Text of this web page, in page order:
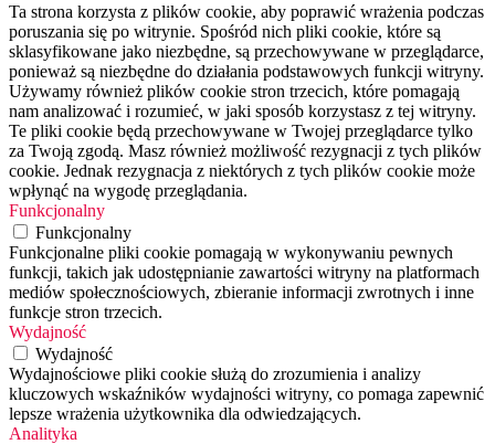
Ta strona korzysta z plików cookie, aby poprawić wrażenia podczas
poruszania się po witrynie. Spośród nich pliki cookie, które są
sklasyfikowane jako niezbędne, są przechowywane w przeglądarce,
ponieważ są niezbędne do działania podstawowych funkcji witryny.
Używamy również plików cookie stron trzecich, które pomagają
nam analizować i rozumieć, w jaki sposób korzystasz z tej witryny.
Te pliki cookie będą przechowywane w Twojej przeglądarce tylko
za Twoją zgodą. Masz również możliwość rezygnacji z tych plików
cookie. Jednak rezygnacja z niektórych z tych plików cookie może
wpłynąć na wygodę przeglądania.
Funkcjonalny
Funkcjonalny
Funkcjonalne pliki cookie pomagają w wykonywaniu pewnych
funkcji, takich jak udostępnianie zawartości witryny na platformach
mediów społecznościowych, zbieranie informacji zwrotnych i inne
funkcje stron trzecich.
Wydajność
Wydajność
Wydajnościowe pliki cookie służą do zrozumienia i analizy
kluczowych wskaźników wydajności witryny, co pomaga zapewnić
lepsze wrażenia użytkownika dla odwiedzających.
Analityka